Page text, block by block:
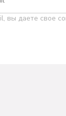
вы даете свое